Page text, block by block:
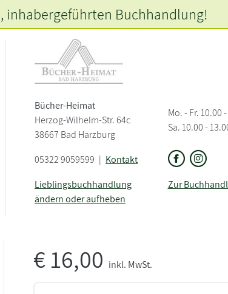
Bücher-Heimat
Herzog-Wilhelm-Str. 64c
38667 Bad Harzburg
Mo. - Fr. 10.00
Sa. 10.00 -
05322 9059599 | Kontakt
Lieblingsbuchhandlung
ändern oder aufheben
Zur
, inhabergeführten Buchhandlung!
€16,00 inkl. MwSt.